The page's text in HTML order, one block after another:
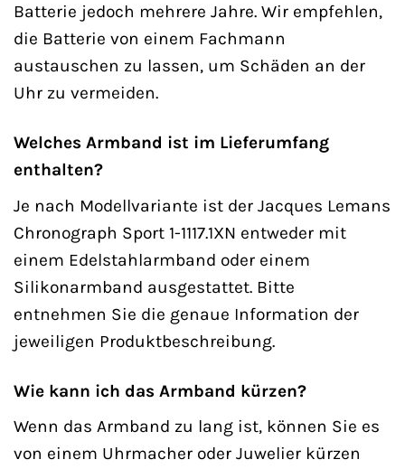
Batterie jedoch mehrere Jahre. Wir empfehlen,
die Batterie von einem Fachmann
austauschen zu lassen, um Schäden an der
Uhr zu vermeiden.
Welches Armband ist im Lieferumfang
enthalten?
Je nach Modellvariante ist der Jacques Lemans
Chronograph Sport 1-1117.1XN entweder mit
einem Edelstahlarmband oder einem
Silikonarmband ausgestattet. Bitte
entnehmen Sie die genaue Information der
jeweiligen Produktbeschreibung.
Wie kann ich das Armband kürzen?
Wenn das Armband zu lang ist, können Sie es
von einem Uhrmacher oder Juwelier kürzen